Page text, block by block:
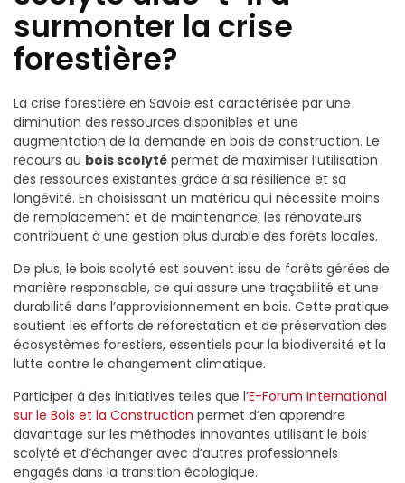
surmonter la crise
forestière?
La crise forestière en Savoie est caractérisée par une
diminution des ressources disponibles et une
augmentation de la demande en bois de construction. Le
recours au bois scolyté permet de maximiser l’utilisation
des ressources existantes grâce à sa résilience et sa
longévité. En choisissant un matériau qui nécessite moins
de remplacement et de maintenance, les rénovateurs
contribuent à une gestion plus durable des forêts locales.
De plus, le bois scolyté est souvent issu de forêts gérées de
manière responsable, ce qui assure une traçabilité et une
durabilité dans l’approvisionnement en bois. Cette pratique
soutient les efforts de reforestation et de préservation des
écosystèmes forestiers, essentiels pour la biodiversité et la
lutte contre le changement climatique.
Participer à des initiatives telles que l’E-Forum International
sur le Bois et la Construction permet d’en apprendre
davantage sur les méthodes innovantes utilisant le bois
scolyté et d’échanger avec d’autres professionnels
engagés dans la transition écologique.